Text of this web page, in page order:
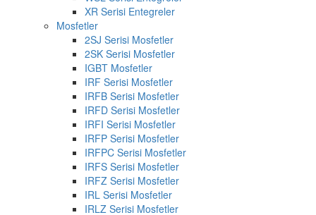
XR Serisi Entegreler
Mosfetler
2SJ Serisi Mosfetler
2SK Serisi Mosfetler
IGBT Mosfetler
IRF Serisi Mosfetler
IRFB Serisi Mosfetler
IRFD Serisi Mosfetler
IRFI Serisi Mosfetler
IRFP Serisi Mosfetler
IRFPC Serisi Mosfetler
IRFS Serisi Mosfetler
IRFZ Serisi Mosfetler
IRL Serisi Mosfetler
IRLZ Serisi Mosfetler